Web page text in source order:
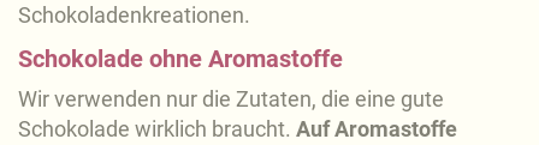
Schokoladenkreationen.
Schokolade ohne Aromastoffe
Wir verwenden nur die Zutaten, die eine gute
Schokolade wirklich braucht. Auf Aromastoffe